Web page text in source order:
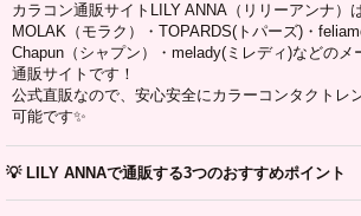
カラコン通販サイトLILY ANNA（リリーアンナ）は
MOLAK（モラク）・TOPARDS(トパーズ)・
Chapun（シャプン）・melady(ミレディ)などのメ
通販サイトです！
公式直販なので、安心安全にカラーコンタクトレ
可能です✨
💡 LILY ANNAで通販する3つのおすすめポイント